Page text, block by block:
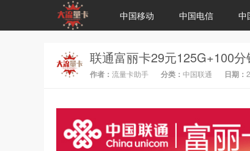
中国移动 中国电信 中
联通富丽卡29元125G+100分
作者： 流量卡助手 分类： 中国联通 日期：